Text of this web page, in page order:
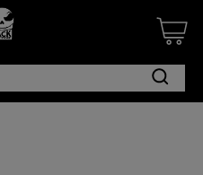
Created by
from the Noun